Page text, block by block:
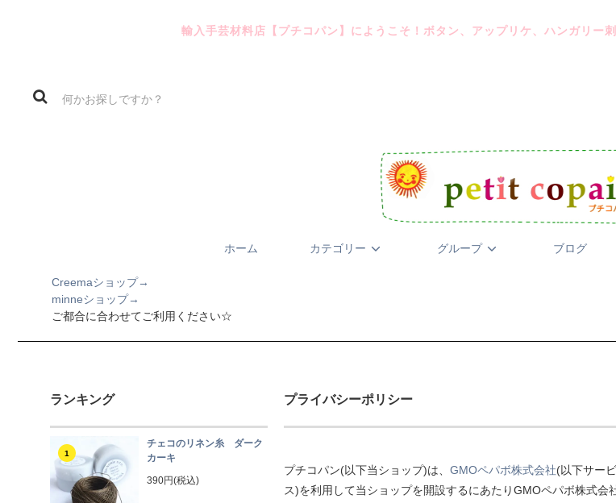
輸入手芸材料店【プチコパン】にようこそ！ボタン、アップリケ、ハンガリー
ホーム カテゴリー グループ ブログ
Creemaショップ→
minneショップ→
ご都合に合わせてご利用ください☆
ランキング
1
チェコのリネン糸 ダーク
カーキ
390円(税込)
プライバシーポリシー
プチコパン(以下当ショップ)は、 GMOペパボ株式会社(以下サー
ス)を利用して当ショップを開設するにあたりGMOペパボ株式会